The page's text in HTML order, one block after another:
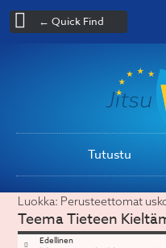
← Quick Find
Tutustu
Luokka: Perusteettomat
TeemaTieteen
Edellinen